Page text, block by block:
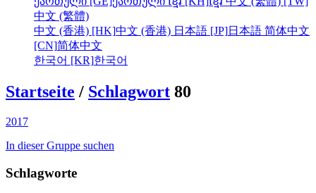
中文 (繁體)
中文 (香港) [HK]中文 (香港) 日本語 [JP]日本語 简体中文
[CN]简体中文
한국어 [KR]한국어
Startseite / Schlagwort 80
2017
In dieser Gruppe suchen
Schlagworte